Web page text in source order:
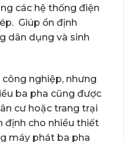
các hệ thống điện
Giúp ổn định
dân dụng và sinh
nghiệp, nhưng
ba pha cũng được
cư hoặc trang trại
định cho nhiều thiết
máy phát ba pha